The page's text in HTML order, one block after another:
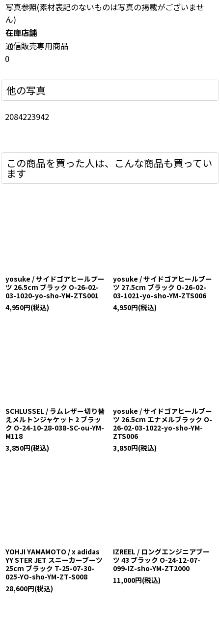
写真参照(素材表記のないものは写真の掲載がございませ
ん)
在庫店舗
通信販売専用商品
0
他の写真
2084223942
この商品を買った人は、こんな商品も買ってい
ます
yosuke / サイドゴアヒールブー
ツ 26.5cm ブラック O-26-02-
03-1020-yo-sho-YM-ZTS001
4,950円(税込)
yosuke / サイドゴアヒールブー
ツ 27.5cm ブラック O-26-02-
03-1021-yo-sho-YM-ZTS006
4,950円(税込)
SCHLUSSEL / ラムレザー切り替
えメルトンジャケット 2 ブラッ
ク O-24-10-28-038-SC-ou-YM-
M118
3,850円(税込)
yosuke / サイドゴアヒールブー
ツ 26.5cm エナメルブラック O-
26-02-03-1022-yo-sho-YM-
ZTS006
3,850円(税込)
YOHJI YAMAMOTO / x adidas
YY STER JET スニーカーブーツ
25cm ブラック T-25-07-30-
025-YO-sho-YM-ZT-S008
28,600円(税込)
IZREEL / ロングエンジニアブー
ツ 43 ブラック O-24-12-07-
099-IZ-sho-YM-ZT2000
11,000円(税込)